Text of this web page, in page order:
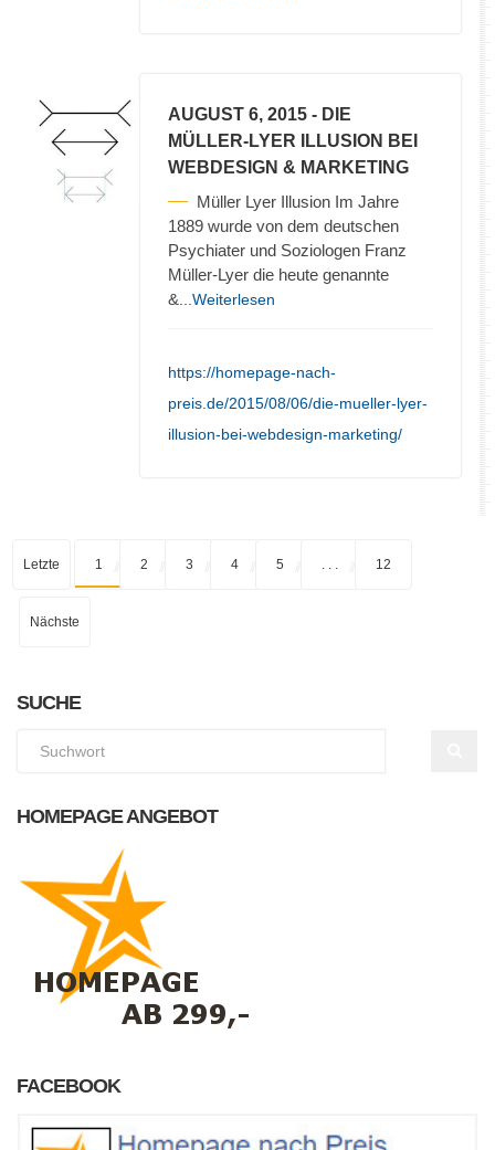
AUGUST 6, 2015 - DIE
MÜLLER-LYER ILLUSION BEI
WEBDESIGN & MARKETING
Müller Lyer Illusion Im Jahre
1889 wurde von dem deutschen
Psychiater und Soziologen Franz
Müller-Lyer die heute genannte
& ...Weiterlesen
https://homepage-nach-
preis.de/2015/08/06/die-mueller-lyer-
illusion-bei-webdesign-marketing/
Letzte 1 2 3 4 5 12
Nächste
SUCHE
HOMEPAGE ANGEBOT
FACEBOOK